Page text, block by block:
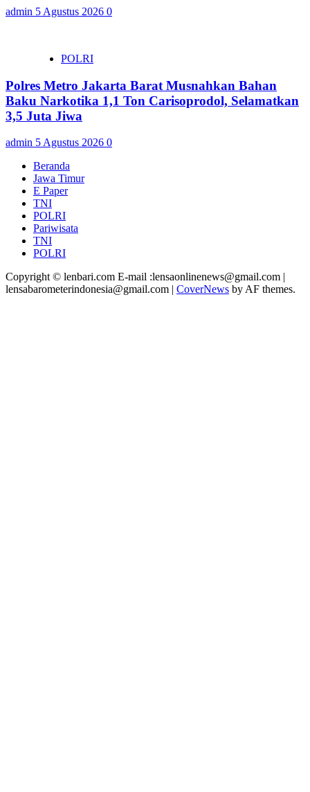
admin 5 Agustus 2026 0
POLRI
Polres Metro Jakarta Barat Musnahkan Bahan
Baku Narkotika 1,1 Ton Carisoprodol, Selamatkan
3,5 Juta Jiwa
admin 5 Agustus 2026 0
Beranda
Jawa Timur
E Paper
TNI
POLRI
Pariwisata
TNI
POLRI
Copyright © lenbari.com E-mail :lensaonlinenews@gmail.com |
lensabarometerindonesia@gmail.com | CoverNews by AF themes.